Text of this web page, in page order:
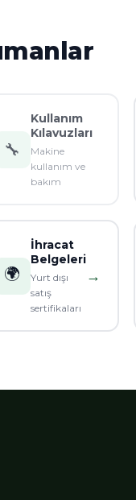
🔧
Kullanım
Kılavuzları
Makine
kullanım ve
bakım
🌍
İhracat
Belgeleri
Yurt dışı
satış
sertifikaları
→